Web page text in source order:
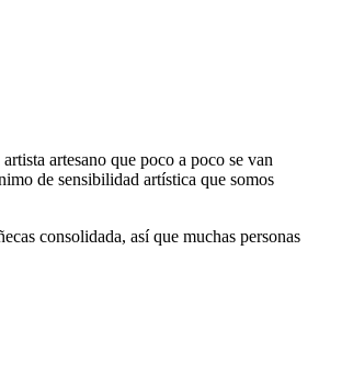
artesano que poco a poco se van
de sensibilidad artística que somos
consolidada, así que muchas personas